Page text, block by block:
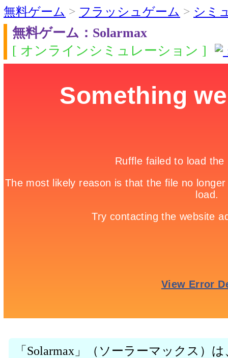
無料ゲーム > フラッシュゲーム > シミ
無料ゲーム：Solarmax
[ オンラインシミュレーション ]
「Solarmax」（ソーラーマックス）